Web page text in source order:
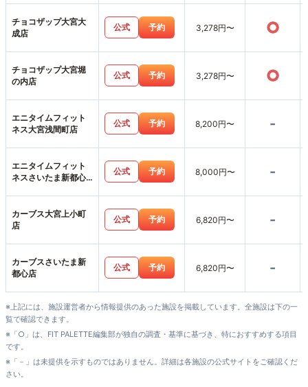
チョコザップ大宮大
成店
公式 予約 3,278円〜 ○
チョコザップ大宮堀
の内店
公式 予約 3,278円〜 ○
エニタイムフィット
ネス大宮浅間町店
公式 予約 8,200円〜 -
エニタイムフィット
ネスさいたま新都心
公式 予約 8,000円〜 -
カーブス大宮上小町
店
公式 予約 6,820円〜 -
カーブスさいたま新
都心店
公式 予約 6,820円〜 -
※上記には、施設運営者から情報提供のあった施設を掲載しています。全施設は下の一
覧で確認できます。
※「○」は、FIT PALETTE編集部が独自の調査・基準に基づき、特におすすめする項目
です。
※「－」は未提供を示すものではありません。詳細は各施設の公式サイトをご確認くだ
さい。